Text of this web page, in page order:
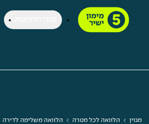
מגזין הלוואה לכל מטרה הלוואה משלימה לדירה